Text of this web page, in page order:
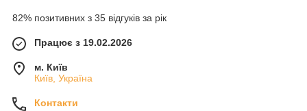
82% позитивних з 35 відгуків за рік
Працює з 19.02.2026
м. Київ
Київ, Україна
Контакти